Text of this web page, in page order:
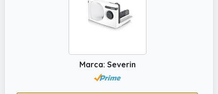
Marca: Severin